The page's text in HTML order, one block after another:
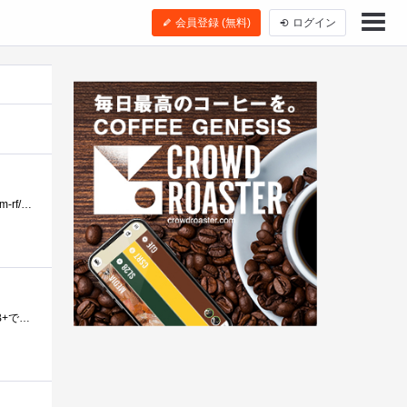
会員登録 (無料) ログイン
とても遊び甲斐があるSBCです。価格も5000円程度なので、ストレージもSDカードを使用するため、Linuxでよくある「rm-rf/」などでうっかり消してしま...
既に2台のRaspberryPi2を所有していますが，3台目のRaspberryです． 1台目：2台目： 3台目は，旧世代のTyoeBです．B+でもありません．中古ですが，1000円...